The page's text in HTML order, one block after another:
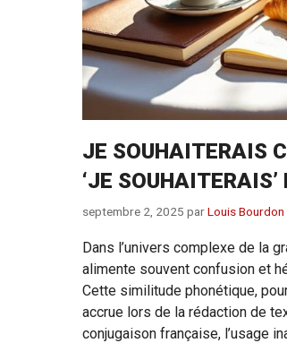
JE SOUHAITERAIS
‘JE
septembre 2, 2025 parLouis Bourdon
Dans l’univers complexe de la
alimente souvent confusion et
Cette similitude phonétique,
accrue lors de la rédaction de
conjugaison française, l’usage